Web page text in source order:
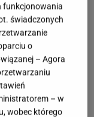
funkcjonowania
świadczonych
o
– Agora
– w
wobec którego